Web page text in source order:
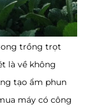
trồng trọt
là về không
tạo ẩm phun
máy có công